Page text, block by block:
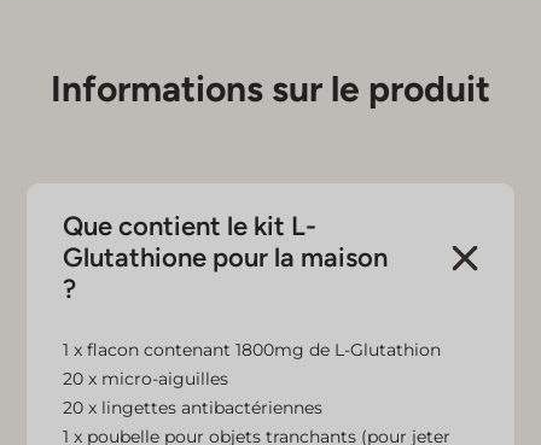
Informations sur le produit
Que contient le kit L-
Glutathione pour la maison
?
1 x flacon contenant 1800mg de L-Glutathion
20 x micro-aiguilles
20 x lingettes antibactériennes
1 x poubelle pour objets tranchants (pour jeter